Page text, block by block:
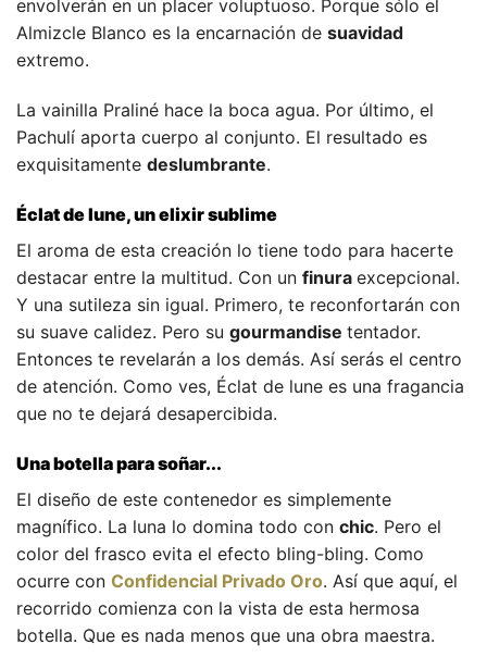
envolverán en un placer voluptuoso. Porque sólo el
Almizcle Blanco es la encarnación de suavidad
extremo.
La vainilla Praliné hace la boca agua. Por último, el
Pachulí aporta cuerpo al conjunto. El resultado es
exquisitamente deslumbrante.
Éclat de lune, un elixir sublime
El aroma de esta creación lo tiene todo para hacerte
destacar entre la multitud. Con un finura excepcional.
Y una sutileza sin igual. Primero, te reconfortarán con
su suave calidez. Pero su gourmandise tentador.
Entonces te revelarán a los demás. Así serás el centro
de atención. Como ves, Éclat de lune es una fragancia
que no te dejará desapercibida.
Una botella para soñar...
El diseño de este contenedor es simplemente
magnífico. La luna lo domina todo con chic. Pero el
color del frasco evita el efecto bling-bling. Como
ocurre con Confidencial Privado Oro. Así que aquí, el
recorrido comienza con la vista de esta hermosa
botella. Que es nada menos que una obra maestra.